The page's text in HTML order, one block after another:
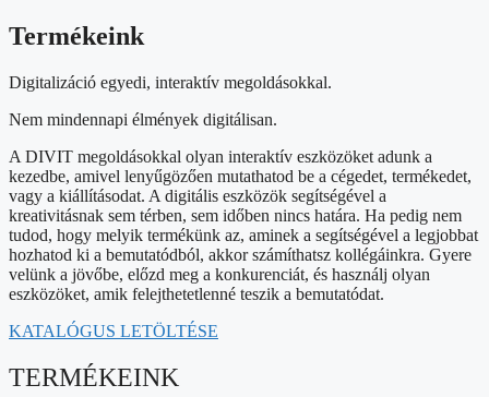
Termékeink
Digitalizáció egyedi, interaktív megoldásokkal.
Nem mindennapi élmények digitálisan.
A DIVIT megoldásokkal olyan interaktív eszközöket adunk a
kezedbe, amivel lenyűgözően mutathatod be a cégedet, termékedet,
vagy a kiállításodat. A digitális eszközök segítségével a
kreativitásnak sem térben, sem időben nincs határa. Ha pedig nem
tudod, hogy melyik termékünk az, aminek a segítségével a legjobbat
hozhatod ki a bemutatódból, akkor számíthatsz kollégáinkra. Gyere
velünk a jövőbe, előzd meg a konkurenciát, és használj olyan
eszközöket, amik felejthetetlenné teszik a bemutatódat.
KATALÓGUS LETÖLTÉSE
TERMÉKEINK